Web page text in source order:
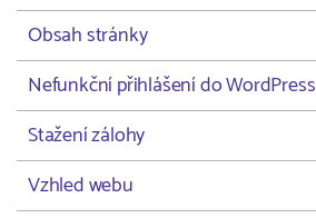
Obsah stránky
Nefunkční přihlášení do WordPress
Stažení zálohy
Vzhled webu